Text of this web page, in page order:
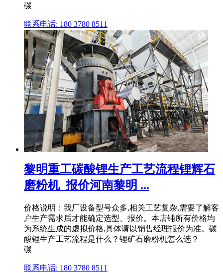
碳
联系电话: 180 3780 8511
黎明重工碳酸锂生产工艺流程锂辉石
磨粉机_报价河南黎明 ...
价格说明：我厂设备型号众多,相关工艺复杂,需要了解客
户生产需求后才能确定选型、报价。本店铺所有价格均
为系统生成的虚拟价格,具体请以销售经理报价为准。碳
酸锂生产工艺流程是什么？锂矿石磨粉机怎么选？——
碳
联系电话: 180 3780 8511